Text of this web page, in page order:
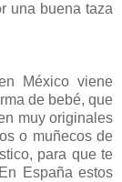
una buena taza
México viene
de bebé, que
muy originales
o muñecos de
para que te
España estos